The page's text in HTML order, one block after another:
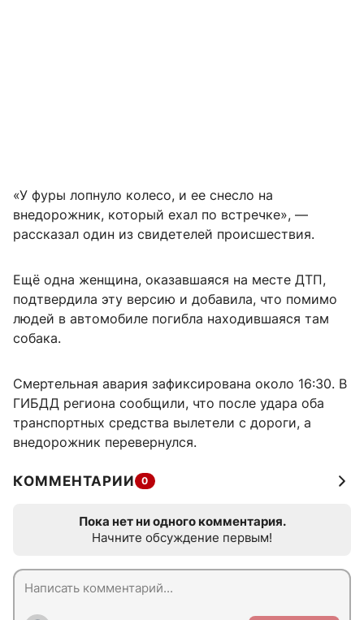
«У фуры лопнуло колесо, и ее снесло на
внедорожник, который ехал по встречке», —
рассказал один из свидетелей происшествия.
Ещё одна женщина, оказавшаяся на месте ДТП,
подтвердила эту версию и добавила, что помимо
людей в автомобиле погибла находившаяся там
собака.
Смертельная авария зафиксирована около 16:30. В
ГИБДД региона сообщили, что после удара оба
транспортных средства вылетели с дороги, а
внедорожник перевернулся.
КОММЕНТАРИИ 0
Пока нет ни одного комментария.
Начните обсуждение первым!